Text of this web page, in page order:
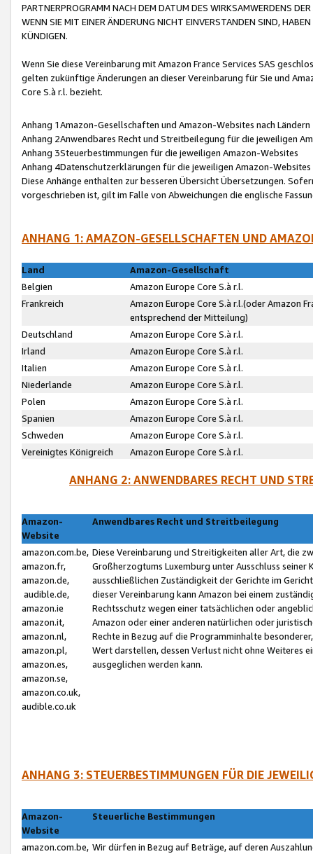
PARTNERPROGRAMM NACH DEM DATUM DES WIRKSAMWERDENS
WENN SIE MIT EINER ÄNDERUNG NICHT EINVERSTANDEN SIND,
KÜNDIGEN.
Wenn Sie diese Vereinbarung mit Amazon France Services SAS
gelten zukünftige Änderungen an dieser Vereinbarung für Sie und
Core S.à r.l. bezieht.
Anhang 1Amazon-Gesellschaften und Amazon-Websites nach Ländern
Anhang 2Anwendbares Recht und Streitbeilegung für die jeweiligen
Anhang 3Steuerbestimmungen für die jeweiligen Amazon-Websites
Anhang 4Datenschutzerklärungen für die jeweiligen Amazon-Websites
Diese Anhänge enthalten zur besseren Übersicht Übersetzungen.
vorgeschrieben ist, gilt im Falle von Abweichungen die englische
ANHANG 1: AMAZON-GESELLSCHAFTEN UND
Land
Amazon-Gesellschaft
Belgien
Amazon Europe Core S.à r.l.
Frankreich
Amazon Europe Core S.à r.l.(oder Amazon
entsprechend der Mitteilung)
Deutschland
Amazon Europe Core S.à r.l.
Irland
Amazon Europe Core S.à r.l.
Italien
Amazon Europe Core S.à r.l.
Niederlande
Amazon Europe Core S.à r.l.
Polen
Amazon Europe Core S.à r.l.
Spanien
Amazon Europe Core S.à r.l.
Schweden
Amazon Europe Core S.à r.l.
Vereinigtes Königreich
Amazon Europe Core S.à r.l.
ANHANG 2: ANWENDBARES RECHT UND
Amazon-
Website
Anwendbares Recht und Streitbeilegung
amazon.com.be,
amazon.fr,
amazon.de,
audible.de,
amazon.ie
amazon.it,
amazon.nl,
amazon.pl,
amazon.es,
amazon.se,
amazon.co.uk,
audible.co.uk
Diese Vereinbarung und Streitigkeiten aller Art, die
Großherzogtums Luxemburg unter Ausschluss
ausschließlichen Zuständigkeit der Gerichte im
dieser Vereinbarung kann Amazon bei einem
Rechtsschutz wegen einer tatsächlichen oder
Amazon oder einer anderen natürlichen oder
Rechte in Bezug auf die Programminhalte
Wert darstellen, dessen Verlust nicht ohne Weiteres
ausgeglichen werden kann.
ANHANG 3: STEUERBESTIMMUNGEN FÜR DIE
Amazon-
Website
Steuerliche Bestimmungen
amazon.com.be, Wir dürfen in Bezug auf Beträge, auf deren